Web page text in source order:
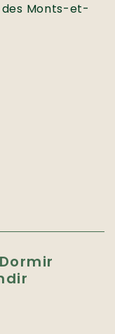
Monts-et-